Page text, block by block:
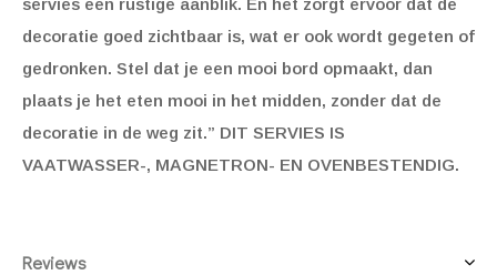
servies een rustige aanblik. En het zorgt ervoor dat de
decoratie goed zichtbaar is, wat er ook wordt gegeten of
gedronken. Stel dat je een mooi bord opmaakt, dan
plaats je het eten mooi in het midden, zonder dat de
decoratie in de weg zit.” DIT SERVIES IS
VAATWASSER-, MAGNETRON- EN OVENBESTENDIG.
Reviews